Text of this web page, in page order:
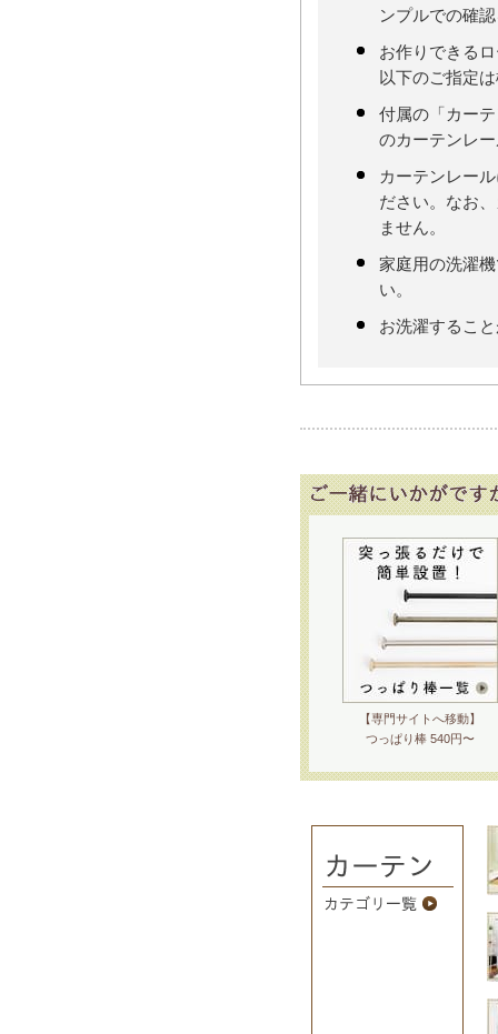
ンプルでの確
お作りできる
以下のご指定
付属の「カー
のカーテンレ
カーテンレー
ださい。なお
ません。
家庭用の洗濯
い。
お洗濯するこ
【専門サイトへ移動】
つっぱり棒 540円〜